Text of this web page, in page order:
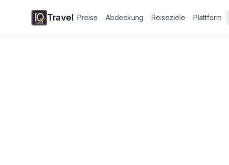
Travel Preise Abdeckung Reiseziele Plattform